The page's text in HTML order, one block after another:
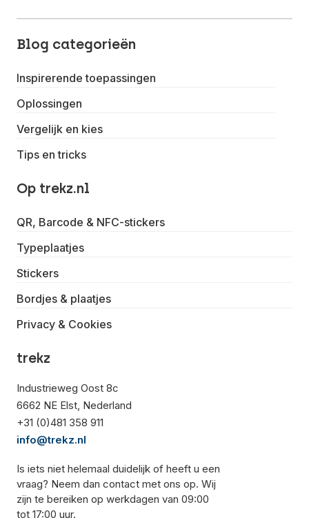
Blog categorieën
Inspirerende toepassingen
Oplossingen
Vergelijk en kies
Tips en tricks
Op trekz.nl
QR, Barcode & NFC-stickers
Typeplaatjes
Stickers
Bordjes & plaatjes
Privacy & Cookies
trekz
Industrieweg Oost 8c
6662 NE Elst, Nederland
+31 (0)481 358 911
info@trekz.nl
Is iets niet helemaal duidelijk of heeft u een
vraag? Neem dan contact met ons op. Wij
zijn te bereiken op werkdagen van 09:00
tot 17:00 uur.